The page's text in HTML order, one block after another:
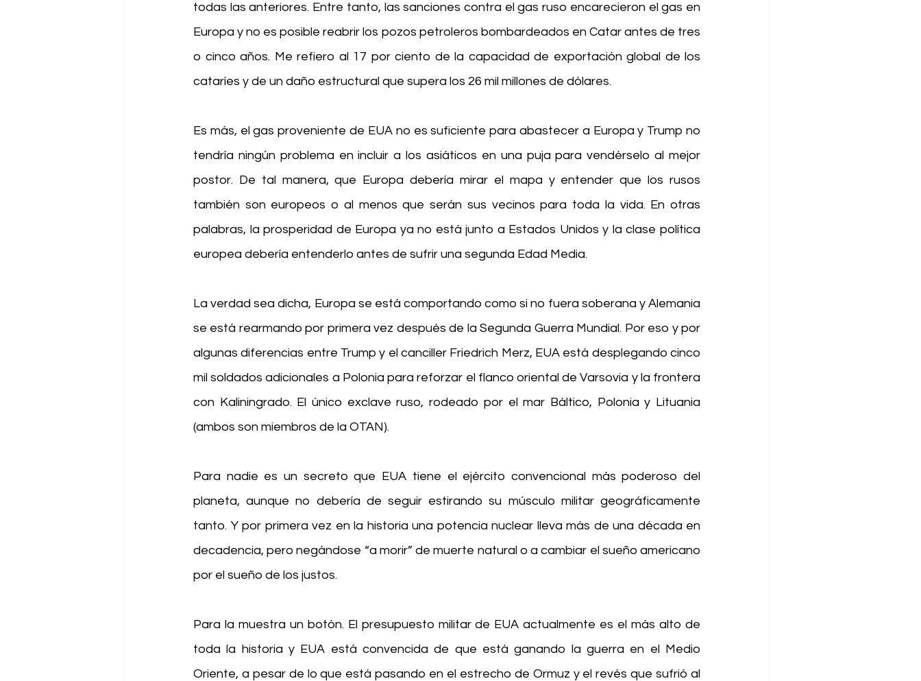
todas las anteriores. Entre tanto, las sanciones contra el gas ruso encarecieron el gas en
Europa y no es posible reabrir los pozos petroleros bombardeados en Catar antes de tres
o cinco años. Me refiero al 17 por ciento de la capacidad de exportación global de los
cataríes y de un daño estructural que supera los 26 mil millones de dólares.
Es más, el gas proveniente de EUA no es suficiente para abastecer a Europa y Trump no
tendría ningún problema en incluir a los asiáticos en una puja para vendérselo al mejor
postor. De tal manera, que Europa debería mirar el mapa y entender que los rusos
también son europeos o al menos que serán sus vecinos para toda la vida. En otras
palabras, la prosperidad de Europa ya no está junto a Estados Unidos y la clase política
europea debería entenderlo antes de sufrir una segunda Edad Media.
La verdad sea dicha, Europa se está comportando como si no fuera soberana y Alemania
se está rearmando por primera vez después de la Segunda Guerra Mundial. Por eso y por
algunas diferencias entre Trump y el canciller Friedrich Merz, EUA está desplegando cinco
mil soldados adicionales a Polonia para reforzar el flanco oriental de Varsovia y la frontera
con Kaliningrado. El único exclave ruso, rodeado por el mar Báltico, Polonia y Lituania
(ambos son miembros de la OTAN).
Para nadie es un secreto que EUA tiene el ejército convencional más poderoso del
planeta, aunque no debería de seguir estirando su músculo militar geográficamente
tanto. Y por primera vez en la historia una potencia nuclear lleva más de una década en
decadencia, pero negándose “a morir” de muerte natural o a cambiar el sueño americano
por el sueño de los justos.
Para la muestra un botón. El presupuesto militar de EUA actualmente es el más alto de
toda la historia y EUA está convencida de que está ganando la guerra en el Medio
Oriente, a pesar de lo que está pasando en el estrecho de Ormuz y el revés que sufrió al